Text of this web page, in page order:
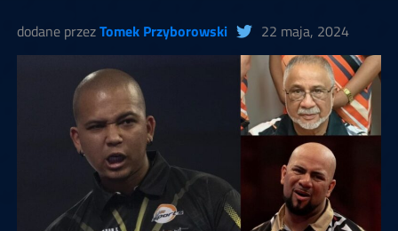
dodane przezTomek Przyborowski 22 maja, 2024